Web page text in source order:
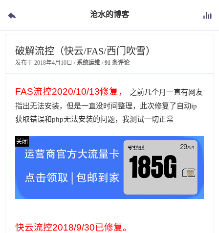
沧水的博客
破解流控（快云/FAS/西门吹雪）
发布于 2018年4月10日 / 系统运维 /91 条评论
FAS流控2020/10/13修复，
之前几个月一直有网友
指出无法安装，但是一直没时间整理，此次修复了自动ip
获取错误和php无法安装的问题，我测试一切正常
快云流控2018/9/30已修复。